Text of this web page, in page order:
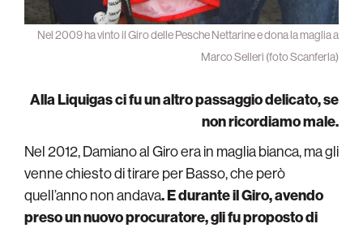
Nel 2009 ha vinto il Giro delle Pesche Nettarine e dona la maglia a
Marco Selleri (foto Scanferla)
Alla Liquigas ci fu un altro passaggio delicato, se
non ricordiamo male.
Nel 2012, Damiano al Giro era in maglia bianca, ma gli
venne chiesto di tirare per Basso, che però
quell’anno non andava. E durante il Giro, avendo
preso un nuovo procuratore, gli fu proposto di